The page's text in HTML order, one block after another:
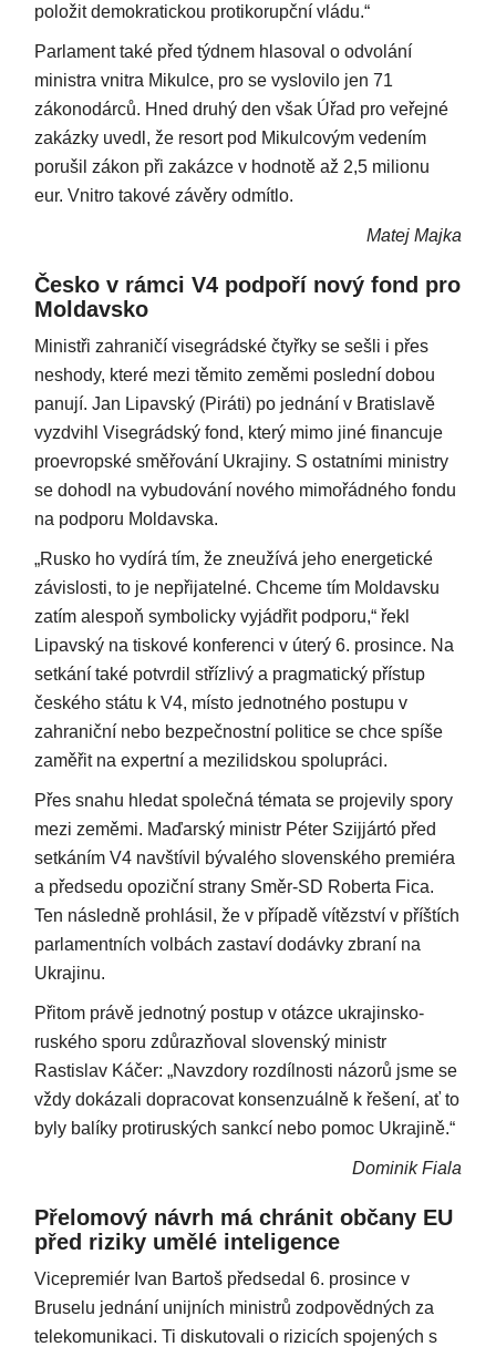
položit demokratickou protikorupční vládu.“
Parlament také před týdnem hlasoval o odvolání
ministra vnitra Mikulce, pro se vyslovilo jen 71
zákonodárců. Hned druhý den však Úřad pro veřejné
zakázky uvedl, že resort pod Mikulcovým vedením
porušil zákon při zakázce v hodnotě až 2,5 milionu
eur. Vnitro takové závěry odmítlo.
Matej Majka
Česko v rámci V4 podpoří nový fond pro
Moldavsko
Ministři zahraničí visegrádské čtyřky se sešli i přes
neshody, které mezi těmito zeměmi poslední dobou
panují. Jan Lipavský (Piráti) po jednání v Bratislavě
vyzdvihl Visegrádský fond, který mimo jiné financuje
proevropské směřování Ukrajiny. S ostatními ministry
se dohodl na vybudování nového mimořádného fondu
na podporu Moldavska.
„Rusko ho vydírá tím, že zneužívá jeho energetické
závislosti, to je nepřijatelné. Chceme tím Moldavsku
zatím alespoň symbolicky vyjádřit podporu,“ řekl
Lipavský na tiskové konferenci v úterý 6. prosince. Na
setkání také potvrdil střízlivý a pragmatický přístup
českého státu k V4, místo jednotného postupu v
zahraniční nebo bezpečnostní politice se chce spíše
zaměřit na expertní a mezilidskou spolupráci.
Přes snahu hledat společná témata se projevily spory
mezi zeměmi. Maďarský ministr Péter Szijjártó před
setkáním V4 navštívil bývalého slovenského premiéra
a předsedu opoziční strany Směr-SD Roberta Fica.
Ten následně prohlásil, že v případě vítězství v příštích
parlamentních volbách zastaví dodávky zbraní na
Ukrajinu.
Přitom právě jednotný postup v otázce ukrajinsko-
ruského sporu zdůrazňoval slovenský ministr
Rastislav Káčer: „Navzdory rozdílnosti názorů jsme se
vždy dokázali dopracovat konsenzuálně k řešení, ať to
byly balíky protiruských sankcí nebo pomoc Ukrajině.“
Dominik Fiala
Přelomový návrh má chránit občany EU
před riziky umělé inteligence
Vicepremiér Ivan Bartoš předsedal 6. prosince v
Bruselu jednání unijních ministrů zodpovědných za
telekomunikaci. Ti diskutovali o rizicích spojených s